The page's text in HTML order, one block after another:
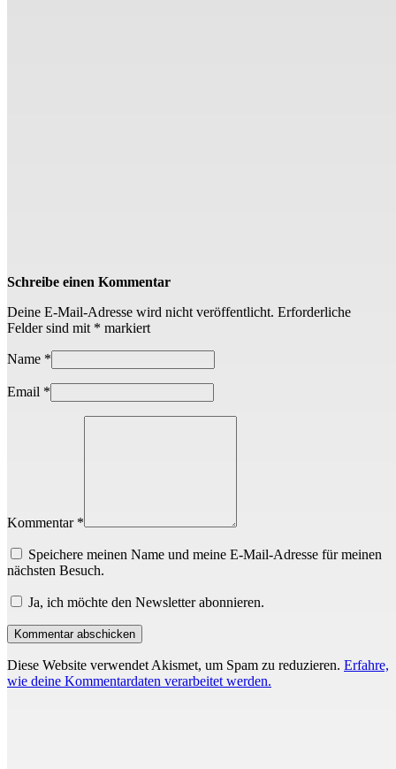
Schreibe einen Kommentar
Deine E-Mail-Adresse wird nicht veröffentlicht. Erforderliche
Felder sind mit * markiert
Name *
Email *
Kommentar *
Speichere meinen Name und meine E-Mail-Adresse für meinen
nächsten Besuch.
Ja, ich möchte den Newsletter abonnieren.
Diese Website verwendet Akismet, um Spam zu reduzieren. Erfahre,
wie deine Kommentardaten verarbeitet werden.